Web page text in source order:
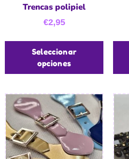
Trencas polipiel
€2,95
Seleccionar
opciones